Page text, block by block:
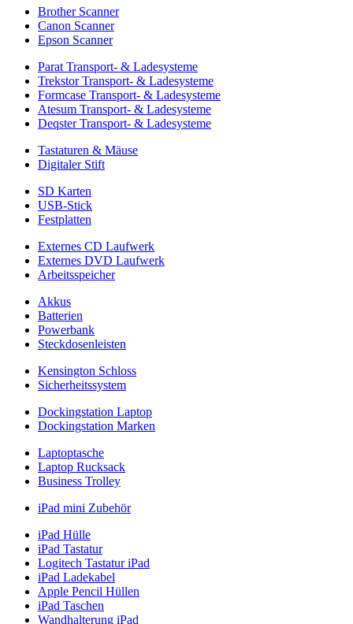
Brother Scanner
Canon Scanner
Epson Scanner
Parat Transport- & Ladesysteme
Trekstor Transport- & Ladesysteme
Formcase Transport- & Ladesysteme
Atesum Transport- & Ladesysteme
Deqster Transport- & Ladesysteme
Tastaturen & Mäuse
Digitaler Stift
SD Karten
USB-Stick
Festplatten
Externes CD Laufwerk
Externes DVD Laufwerk
Arbeitsspeicher
Akkus
Batterien
Powerbank
Steckdosenleisten
Kensington Schloss
Sicherheitssystem
Dockingstation Laptop
Dockingstation Marken
Laptoptasche
Laptop Rucksack
Business Trolley
iPad mini Zubehör
iPad Hülle
iPad Tastatur
Logitech Tastatur iPad
iPad Ladekabel
Apple Pencil Hüllen
iPad Taschen
Wandhalterung iPad